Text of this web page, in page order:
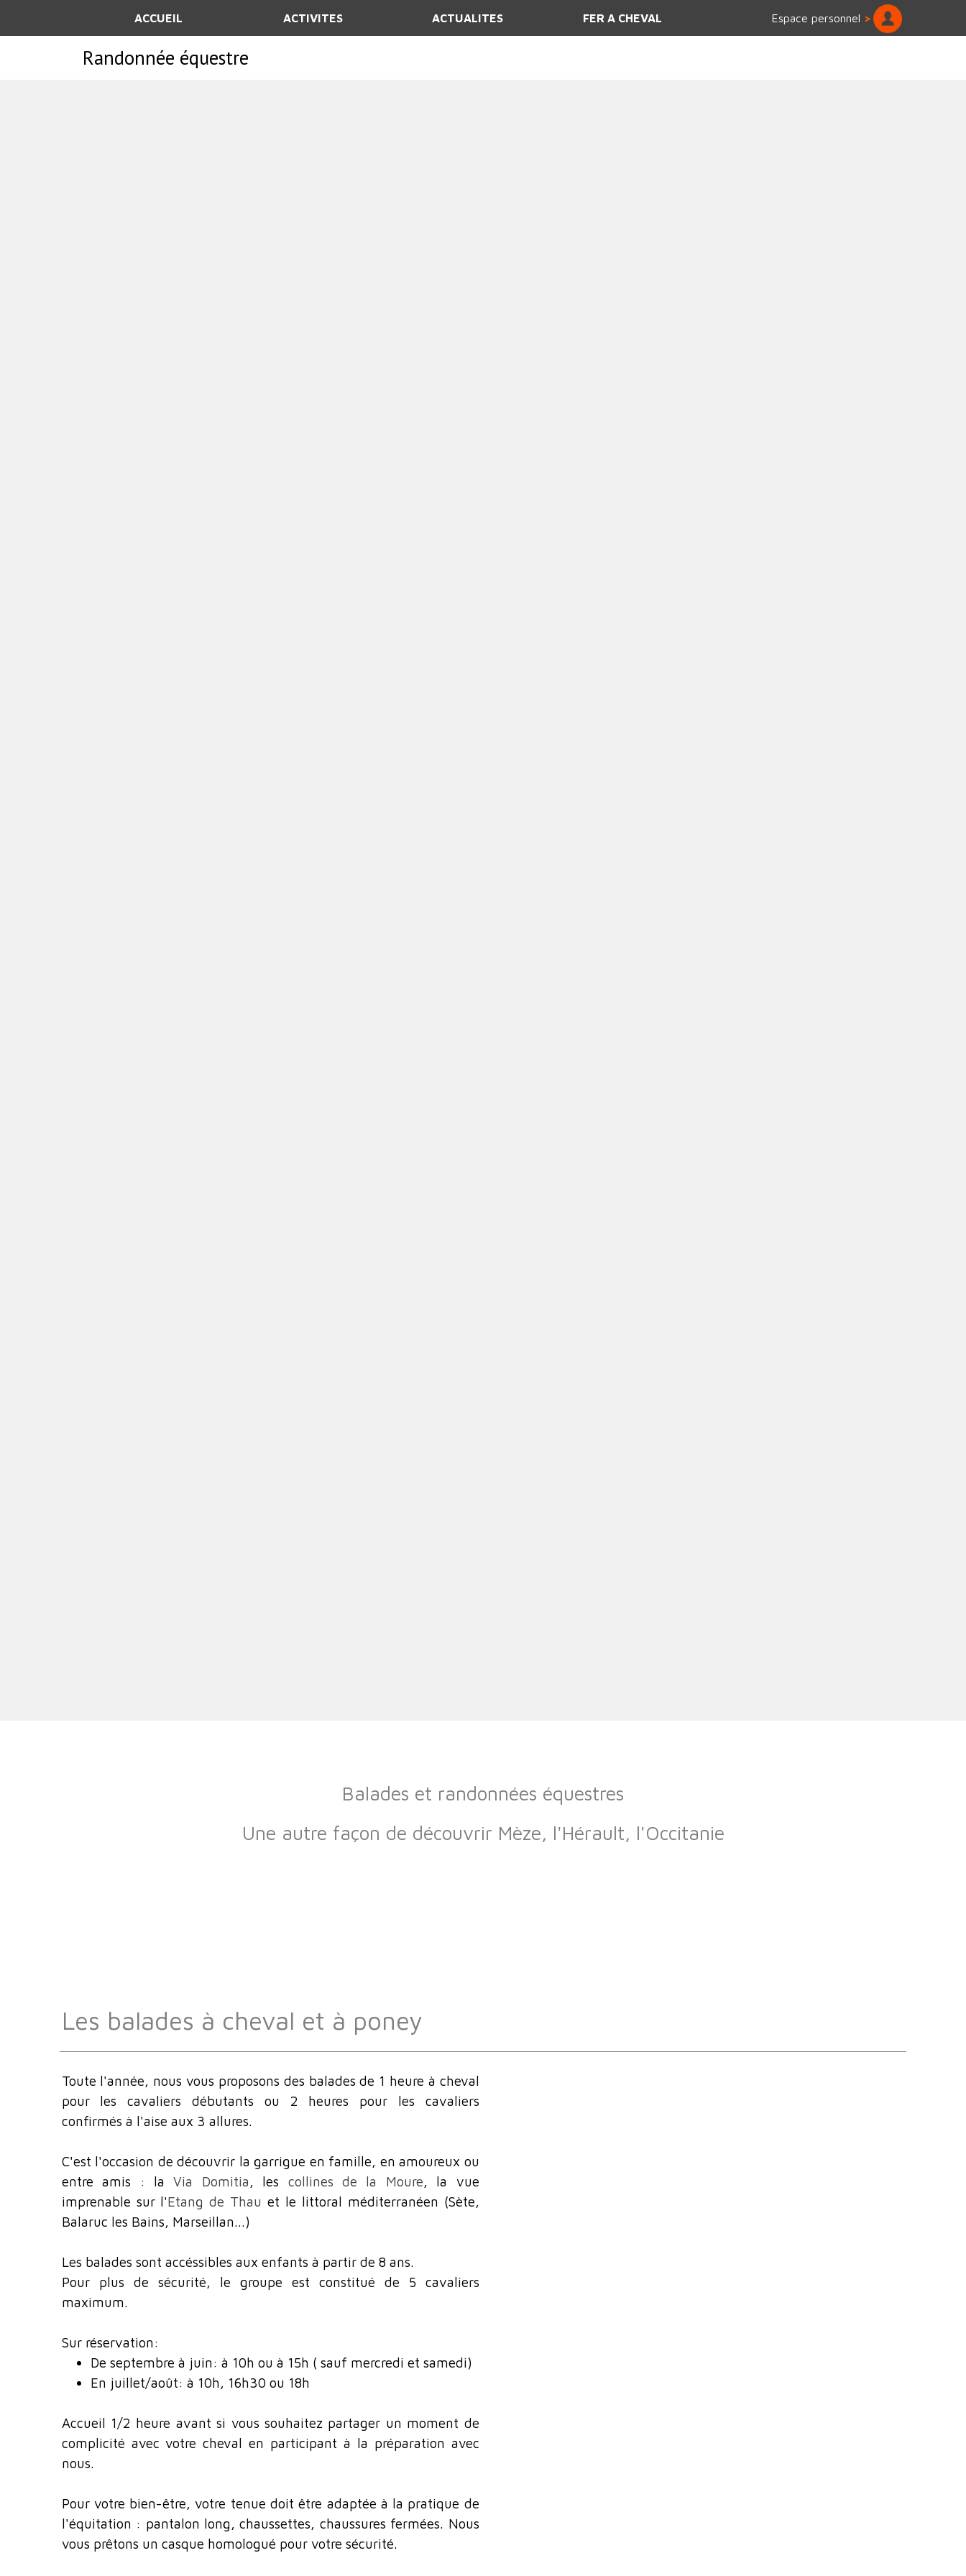
ACCUEIL ACTIVITES ACTUALITES FER A CHEVAL Espace personnel >
Randonnée équestre
Balades et randonnées équestres
Une autre façon de découvrir Mèze, l'Hérault, l'Occitanie
Les balades à cheval et à poney
Toute l'année, nous vous proposons des balades de 1 heure à cheval
pour les cavaliers débutants ou 2 heures pour les cavaliers
confirmés à l'aise aux 3 allures.
C'est l'occasion de découvrir la garrigue en famille, en amoureux ou
entre amis : la
Via Domitia, les collines de la Moure, la vue
imprenable sur l'Etang de Thau et le littoral méditerranéen (Sète,
Balaruc les Bains, Marseillan...)
Les balades sont accéssibles aux enfants à partir de 8 ans.
Pour plus de sécurité, le groupe est constitué de 5 cavaliers
maximum.
Sur réservation:
De septembre à juin: à 10h ou à 15h ( sauf mercredi et samedi)
En juillet/août: à 10h, 16h30 ou 18h
Accueil 1/2 heure avant si vous souhaitez partager un moment de
complicité avec votre cheval en participant à la préparation avec
nous.
Pour votre bien-être, votre tenue doit être adaptée à la pratique de
l'équitation : pantalon long, chaussettes, chaussures fermées. Nous
vous prêtons un casque homologué pour votre sécurité.